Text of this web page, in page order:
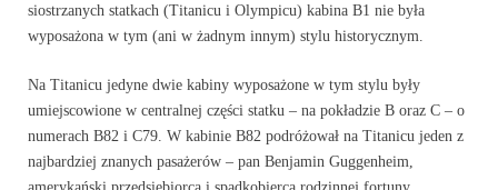
siostrzanych statkach (Titanicu i Olympicu) kabina B1 nie była
wyposażona w tym (ani w żadnym innym) stylu historycznym.
Na Titanicu jedyne dwie kabiny wyposażone w tym stylu były
umiejscowione w centralnej części statku – na pokładzie B oraz C – o
numerach B82 i C79. W kabinie B82 podróżował na Titanicu jeden z
najbardziej znanych pasażerów – pan Benjamin Guggenheim,